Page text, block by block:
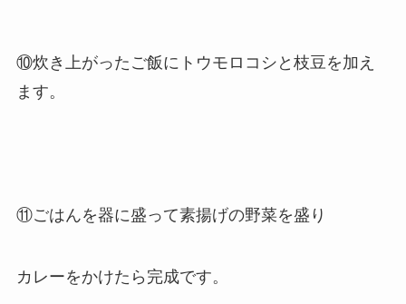
⑩炊き上がったご飯にトウモロコシと枝豆を加え
ます。
⑪ごはんを器に盛って素揚げの野菜を盛り
カレーをかけたら完成です。